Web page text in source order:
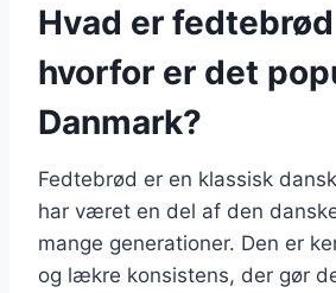
Hvad er
hvorfor er det
Danmark?
Fedtebrød er en klassisk
har været en del af den
mange generationer. Den er
og lækre konsistens, der gør